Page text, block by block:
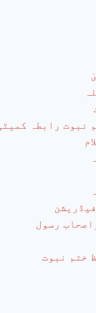
نبوت رابطہ
رسول
ختم نبوت